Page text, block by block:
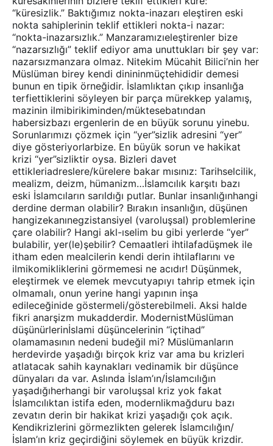
“küresizlik.” Baktığımız nokta-inazarı eleştiren eski
nokta sahiplerinin teklif ettikleri nokta-i nazar:
“nokta-inazarsızlık.” Manzaramızıeleştirenler bize
“nazarsızlığı” teklif ediyor ama unuttukları bir şey var:
nazarsızmanzara olmaz. Nitekim Mücahit Bilici’nin her
Müslüman birey kendi dinininmüçtehididir demesi
bunun en tipik örneğidir. İslamlıktan çıkıp insanlığa
terfiettiklerini söyleyen bir parça mürekkep yalamış,
mazinin ilmibirikiminden/müktesebatından
habersizbazı ergenlerin de en büyük sorunu yinebu.
Sorunlarımızı çözmek için “yer”sizlik adresini “yer”
diye gösteriyorlarbize. En büyük sorun ve hakikat
krizi “yer”sizliktir oysa. Bizleri davet
ettikleriadreslere/kürelere bakar mısınız: Tarihselcilik,
mealizm, deizm, hümanizm…İslamcılık karşıtı bazı
eski İslamcıların sarıldığı putlar. Bunlar insanlığınhangi
derdine derman olabilir? Bırakın insanlığın, düşünen
hangizekanınegzistansiyel (varoluşsal) problemlerine
çare olabilir? Hangi akl-ıselim bu gibi yerlerde “yer”
bulabilir, yer(le)şebilir? Cemaatleri ihtilafadüşmek ile
itham eden mealcilerin kendi derin ihtilaflarını ve
ilmikomikliklerini görmemesi ne acıdır! Düşünmek,
eleştirmek ve elemek mevcutyapıyı tahrip etmek için
olmamalı, onun yerine hangi yapının inşa
edileceğinide göstermeli/gösterebilmeli. Aksi halde
fikri anarşizm mukadderdir. ModernistMüslüman
düşünürlerinİslami düşüncelerinin “içtihad”
olamamasının nedeni budeğil mi? Müslümanların
herdevirde yaşadığı birçok kriz var ama bu krizleri
atlatacak sahih kaynakları vedinamik bir düşünce
dünyaları da var. Aslında İslam’ın/İslamcılığın
yaşadığıherhangi bir varoluşsal kriz yok fakat
İslamcılıktan istifa eden, modernlikmağduru bazı
zevatın derin bir hakikat krizi yaşadığı çok açık.
Kendikrizlerini görmezlikten gelerek İslamcılığın/
İslam’ın kriz geçirdiğini söylemek en büyük krizdir.